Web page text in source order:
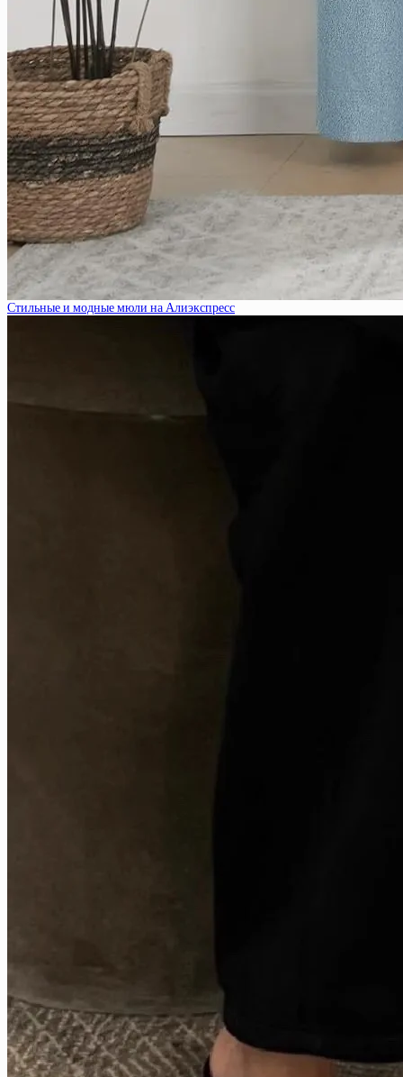
Стильные и модные мюли на Алиэкспресс